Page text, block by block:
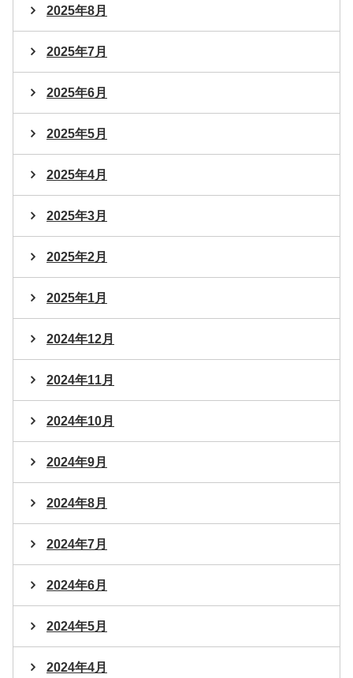
2025年8月
2025年7月
2025年6月
2025年5月
2025年4月
2025年3月
2025年2月
2025年1月
2024年12月
2024年11月
2024年10月
2024年9月
2024年8月
2024年7月
2024年6月
2024年5月
2024年4月